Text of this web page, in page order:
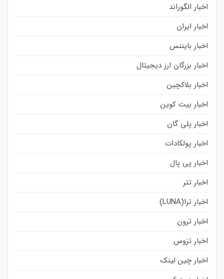
اخبار الگوراند
اخبار ایران
اخبار بایننس
اخبار بزرگان ارز دیجیتال
اخبار بلاکچین
اخبار بیت کوین
اخبار پلی گان
اخبار پولکادات
اخبار پی پال
اخبار تتر
اخبار ترا(LUNA)
اخبار ترون
اخبار تزوس
اخبار چین لینک